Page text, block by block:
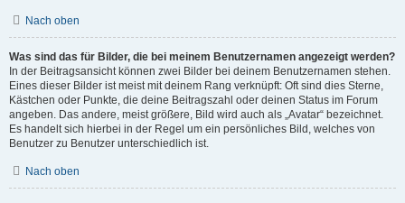
Nach oben
Was sind das für Bilder, die bei meinem Benutzernamen angezeigt werden?
In der Beitragsansicht können zwei Bilder bei deinem Benutzernamen stehen.
Eines dieser Bilder ist meist mit deinem Rang verknüpft: Oft sind dies Sterne,
Kästchen oder Punkte, die deine Beitragszahl oder deinen Status im Forum
angeben. Das andere, meist größere, Bild wird auch als „Avatar“ bezeichnet.
Es handelt sich hierbei in der Regel um ein persönliches Bild, welches von
Benutzer zu Benutzer unterschiedlich ist.
Nach oben